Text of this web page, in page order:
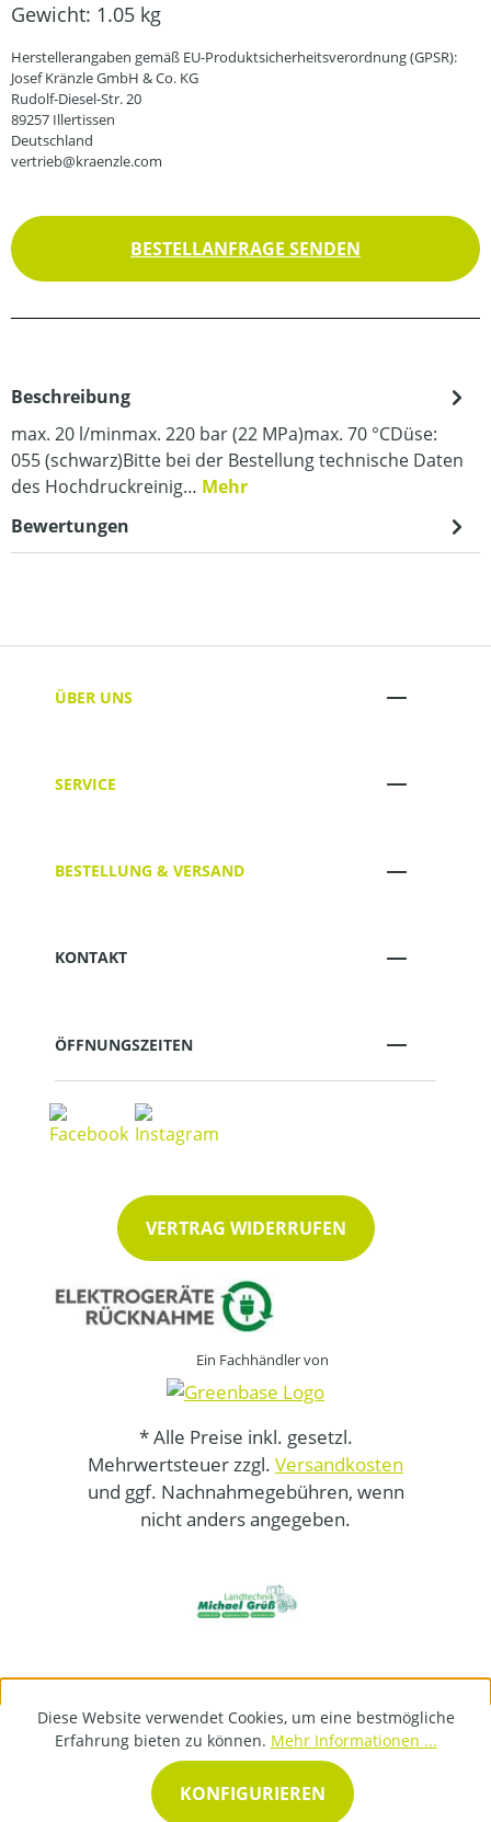
Gewicht: 1.05 kg
Herstellerangaben gemäß EU-Produktsicherheitsverordnung (GPSR):
Josef Kränzle GmbH & Co. KG
Rudolf-Diesel-Str. 20
89257 Illertissen
Deutschland
vertrieb@kraenzle.com
BESTELLANFRAGE SENDEN
Beschreibung
max. 20 l/minmax. 220 bar (22 MPa)max. 70 °CDüse:
055 (schwarz)Bitte bei der Bestellung technische Daten
des Hochdruckreinig… Mehr
Bewertungen
ÜBER UNS
SERVICE
BESTELLUNG & VERSAND
KONTAKT
ÖFFNUNGSZEITEN
VERTRAG WIDERRUFEN
Ein Fachhändler von
* Alle Preise inkl. gesetzl.
Mehrwertsteuer zzgl. Versandkosten
und ggf. Nachnahmegebühren, wenn
nicht anders angegeben.
Diese Website verwendet Cookies, um eine bestmögliche
Erfahrung bieten zu können. Mehr Informationen ...
KONFIGURIEREN